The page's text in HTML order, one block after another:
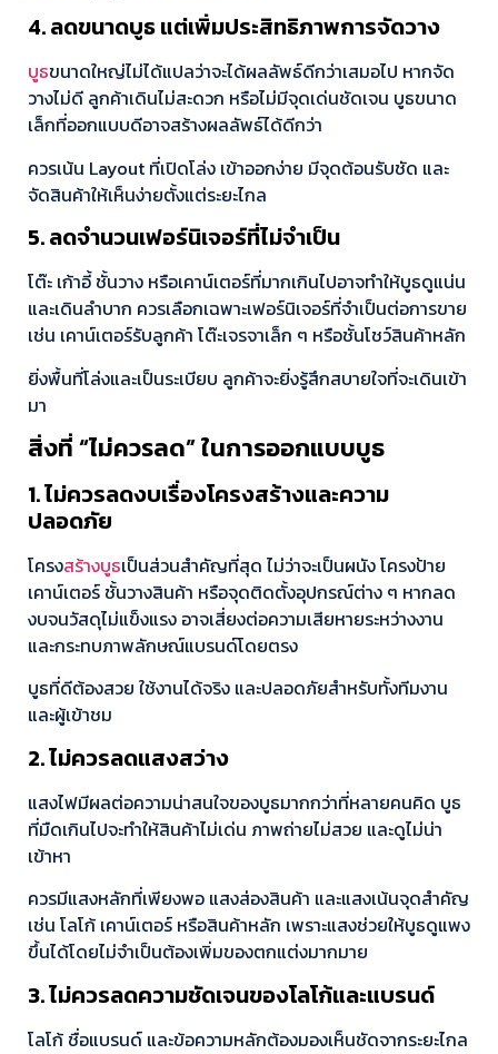
4. ลดขนาดบูธ แต่เพิ่มประสิทธิภาพการจัดวาง
บูธขนาดใหญ่ไม่ได้แปลว่าจะได้ผลลัพธ์ดีกว่าเสมอไป หากจัด
วางไม่ดี ลูกค้าเดินไม่สะดวก หรือไม่มีจุดเด่นชัดเจน บูธขนาด
เล็กที่ออกแบบดีอาจสร้างผลลัพธ์ได้ดีกว่า
ควรเน้น Layout ที่เปิดโล่ง เข้าออกง่าย มีจุดต้อนรับชัด และ
จัดสินค้าให้เห็นง่ายตั้งแต่ระยะไกล
5. ลดจำนวนเฟอร์นิเจอร์ที่ไม่จำเป็น
โต๊ะ เก้าอี้ ชั้นวาง หรือเคาน์เตอร์ที่มากเกินไปอาจทำให้บูธดูแน่น
และเดินลำบาก ควรเลือกเฉพาะเฟอร์นิเจอร์ที่จำเป็นต่อการขาย
เช่น เคาน์เตอร์รับลูกค้า โต๊ะเจรจาเล็ก ๆ หรือชั้นโชว์สินค้าหลัก
ยิ่งพื้นที่โล่งและเป็นระเบียบ ลูกค้าจะยิ่งรู้สึกสบายใจที่จะเดินเข้า
มา
สิ่งที่ “ไม่ควรลด” ในการออกแบบบูธ
1. ไม่ควรลดงบเรื่องโครงสร้างและความ
ปลอดภัย
โครงสร้างบูธเป็นส่วนสำคัญที่สุด ไม่ว่าจะเป็นผนัง โครงป้าย
เคาน์เตอร์ ชั้นวางสินค้า หรือจุดติดตั้งอุปกรณ์ต่าง ๆ หากลด
งบจนวัสดุไม่แข็งแรง อาจเสี่ยงต่อความเสียหายระหว่างงาน
และกระทบภาพลักษณ์แบรนด์โดยตรง
บูธที่ดีต้องสวย ใช้งานได้จริง และปลอดภัยสำหรับทั้งทีมงาน
และผู้เข้าชม
2. ไม่ควรลดแสงสว่าง
แสงไฟมีผลต่อความน่าสนใจของบูธมากกว่าที่หลายคนคิด บูธ
ที่มืดเกินไปจะทำให้สินค้าไม่เด่น ภาพถ่ายไม่สวย และดูไม่น่า
เข้าหา
ควรมีแสงหลักที่เพียงพอ แสงส่องสินค้า และแสงเน้นจุดสำคัญ
เช่น โลโก้ เคาน์เตอร์ หรือสินค้าหลัก เพราะแสงช่วยให้บูธดูแพง
ขึ้นได้โดยไม่จำเป็นต้องเพิ่มของตกแต่งมากมาย
3. ไม่ควรลดความชัดเจนของโลโก้และแบรนด์
โลโก้ ชื่อแบรนด์ และข้อความหลักต้องมองเห็นชัดจากระยะไกล